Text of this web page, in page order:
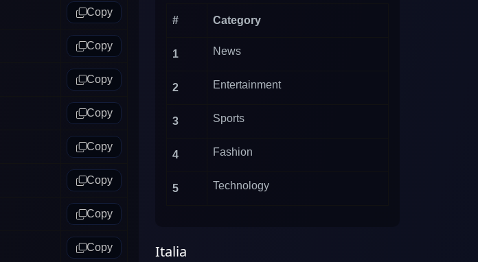
Copy
Copy
Copy
Copy
Copy
Copy
Copy
Copy
# Category
1 News
2 Entertainment
3 Sports
4 Fashion
5 Technology
Italia